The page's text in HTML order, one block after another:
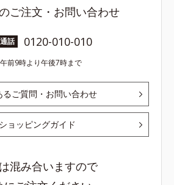
ご注文・お問い合わせ
話 0120-010-010
午前9時より午後7時まで
るご質問・お問い合わせ
ショッピングガイド
混み合いますので